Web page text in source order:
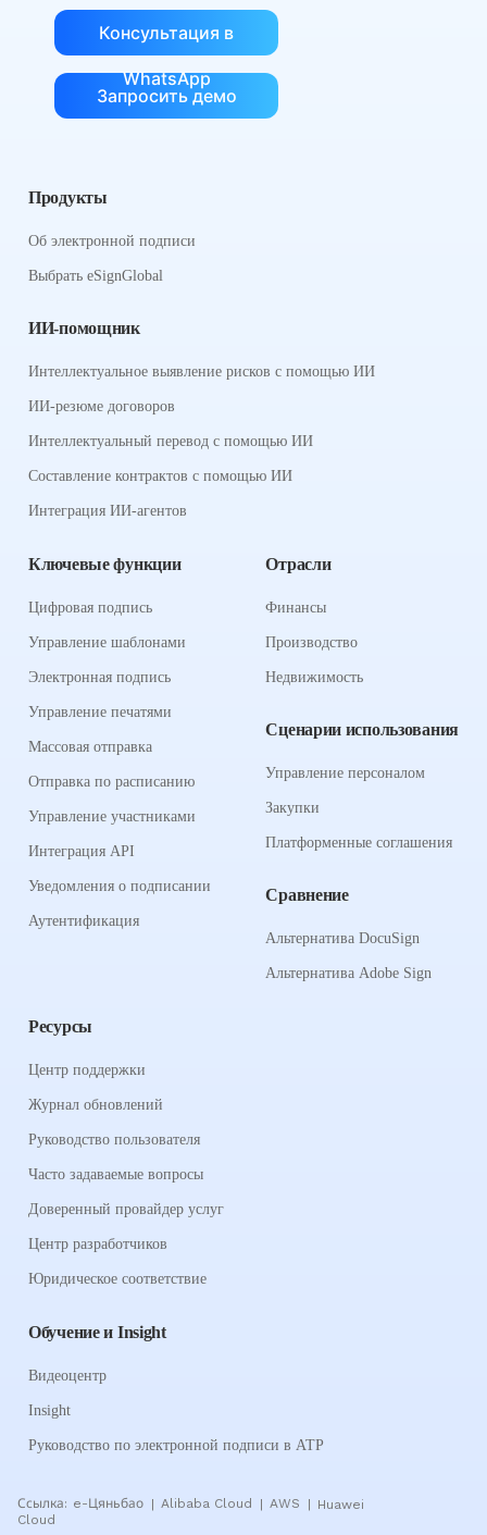
Консультация в
WhatsApp
Запросить демо
Продукты
Об электронной подписи
Выбрать eSignGlobal
ИИ-помощник
Интеллектуальное выявление рисков с помощью ИИ
ИИ-резюме договоров
Интеллектуальный перевод с помощью ИИ
Составление контрактов с помощью ИИ
Интеграция ИИ-агентов
Ключевые функции
Цифровая подпись
Управление шаблонами
Электронная подпись
Управление печатями
Массовая отправка
Отправка по расписанию
Управление участниками
Интеграция API
Уведомления о подписании
Аутентификация
Отрасли
Финансы
Производство
Недвижимость
Сценарии использования
Управление персоналом
Закупки
Платформенные соглашения
Сравнение
Альтернатива DocuSign
Альтернатива Adobe Sign
Ресурсы
Центр поддержки
Журнал обновлений
Руководство пользователя
Часто задаваемые вопросы
Доверенный провайдер услуг
Центр разработчиков
Юридическое соответствие
Обучение и Insight
Видеоцентр
Insight
Руководство по электронной подписи в АТР
Ссылка: e-Цяньбао Alibaba Cloud AWS
Huawei
Cloud